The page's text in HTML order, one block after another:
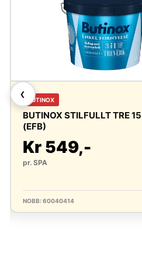
❮
BUTINOX
BUTINOX STILFULLT TRE
(EFB)
Kr 549,-
pr. SPA
NOBB: 60040414